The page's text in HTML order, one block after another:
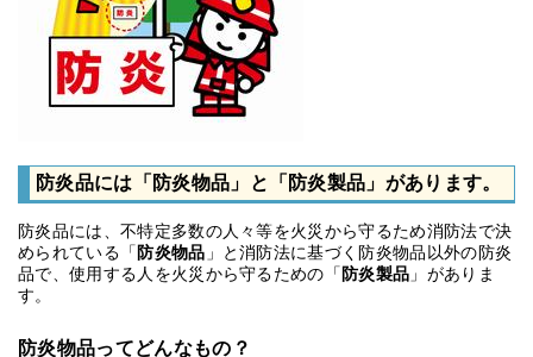
防炎品には「防炎物品」と「防炎製品」があります。
防炎品には、不特定多数の人々等を火災から守るため消防法で決
められている「 防炎物品 」と消防法に基づく防炎物品以外の防炎
品で、使用する人を火災から守るための「 防炎製品 」がありま
す。
防炎物品ってどんなもの？